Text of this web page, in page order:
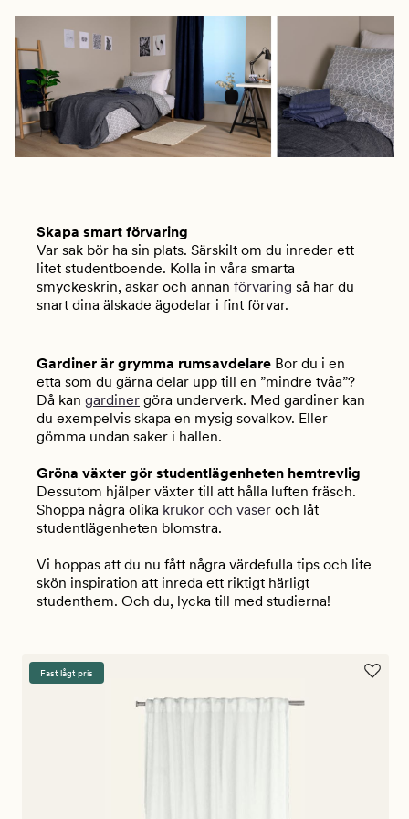
Skapa smart förvaring
Var sak bör ha sin plats. Särskilt om du inreder ett
litet studentboende. Kolla in våra smarta
smyckeskrin, askar och annan förvaring så har du
snart dina älskade ägodelar i fint förvar.
Gardiner är grymma rumsavdelare Bor du i en
etta som du gärna delar upp till en ”mindre tvåa”?
Då kan gardiner göra underverk. Med gardiner kan
du exempelvis skapa en mysig sovalkov. Eller
gömma undan saker i hallen.
Gröna växter gör studentlägenheten hemtrevlig
Dessutom hjälper växter till att hålla luften fräsch.
Shoppa några olika krukor och vaser och låt
studentlägenheten blomstra.
Vi hoppas att du nu fått några värdefulla tips och lite
skön inspiration att inreda ett riktigt härligt
studenthem. Och du, lycka till med studierna!
Fast lågt pris